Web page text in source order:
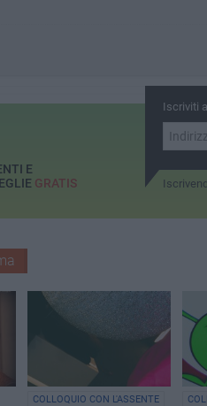
Iscriviti
E
GRATIS
COLLOQUIO CON L'ASSENTE